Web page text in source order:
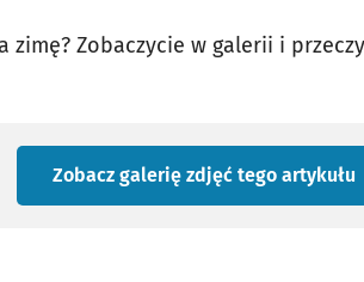
zimę? Zobaczycie w galerii i
Zobacz galerię zdjęć tego artykułu